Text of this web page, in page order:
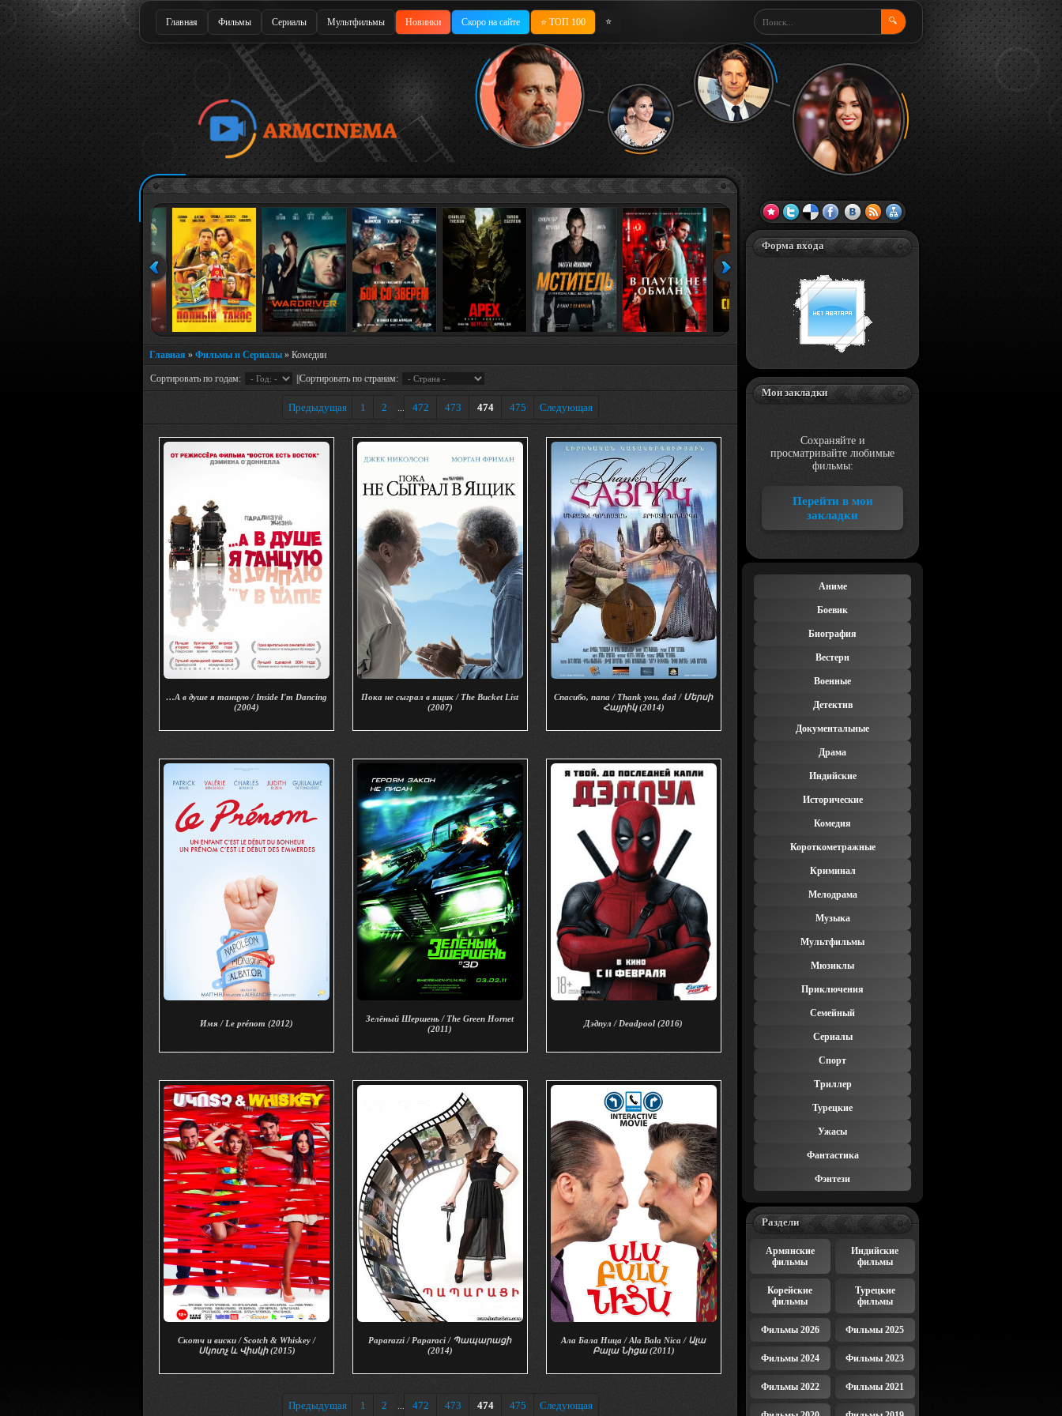
Главная Фильмы Сериалы Мультфильмы Новинки Скоро на сайте ⭐ ТОП 100 ⭐ 🔍
Главная » Фильмы и Сериалы » Комедии
Сортировать по годам: ||Сортировать по странам:
Предыдущая 1 2 ... 472 473 474 475 Следующая
…А в душе я танцую / Inside I'm Dancing
(2004)
Пока не сыграл в ящик / The Bucket List
(2007)
Спасибо, папа / Thank you, dad / Մերսի
Հայրիկ (2014)
Имя / Le prénom (2012)
Зелёный Шершень / The Green Hornet
(2011)
Дэдпул / Deadpool (2016)
Скотч и виски / Scotch & Whiskey /
Սկոտչ և Վիսկի (2015)
Paparazzi / Paparaci / Պապարացի
(2014)
Ала Бала Ница / Ala Bala Nica / Ալա
Բալա Նիցա (2011)
Предыдущая 1 2 ... 472 473 474 475 Следующая
Форма входа
Мои закладки
Сохраняйте и
просматривайте любимые
фильмы:
Перейти в мои
закладки
Аниме
Боевик
Биография
Вестерн
Военные
Детектив
Документальные
Драма
Индийские
Исторические
Комедия
Короткометражные
Криминал
Мелодрама
Музыка
Мультфильмы
Мюзиклы
Приключения
Семейный
Сериалы
Спорт
Триллер
Турецкие
Ужасы
Фантастика
Фэнтези
Раздели
Армянские
фильмы
Индийские
фильмы
Корейские
фильмы
Турецкие
фильмы
Фильмы 2026 Фильмы 2025
Фильмы 2024 Фильмы 2023
Фильмы 2022 Фильмы 2021